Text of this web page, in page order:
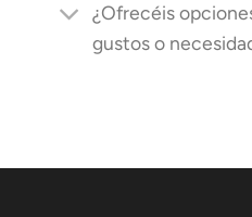
¿Ofrecéis
gustos o